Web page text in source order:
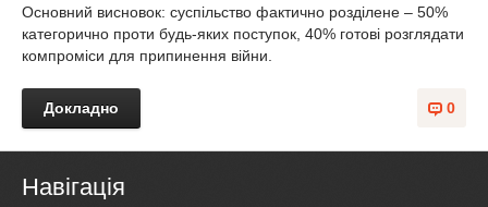
Основний висновок: суспільство фактично розділене – 50%
категорично проти будь-яких поступок, 40% готові розглядати
компроміси для припинення війни.
0
Докладно
Навігація